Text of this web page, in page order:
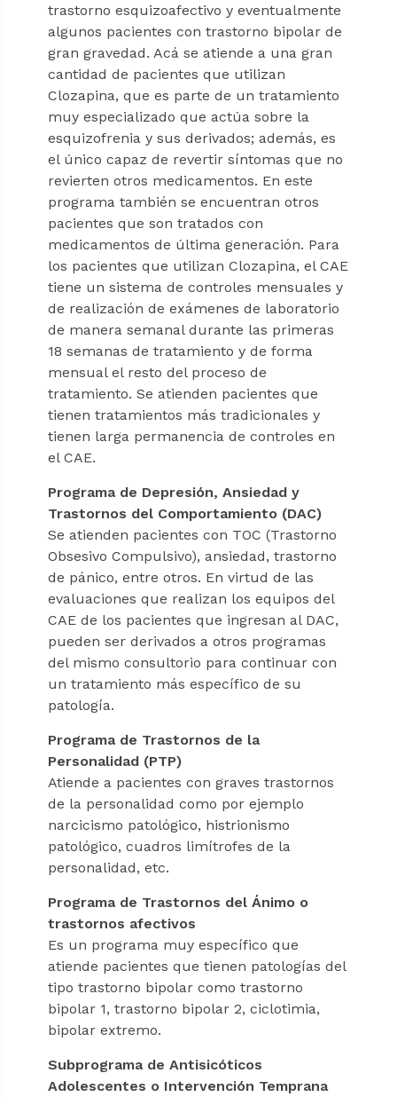
trastorno esquizoafectivo y eventualmente
algunos pacientes con trastorno bipolar de
gran gravedad. Acá se atiende a una gran
cantidad de pacientes que utilizan
Clozapina, que es parte de un tratamiento
muy especializado que actúa sobre la
esquizofrenia y sus derivados; además, es
el único capaz de revertir síntomas que no
revierten otros medicamentos. En este
programa también se encuentran otros
pacientes que son tratados con
medicamentos de última generación. Para
los pacientes que utilizan Clozapina, el CAE
tiene un sistema de controles mensuales y
de realización de exámenes de laboratorio
de manera semanal durante las primeras
18 semanas de tratamiento y de forma
mensual el resto del proceso de
tratamiento. Se atienden pacientes que
tienen tratamientos más tradicionales y
tienen larga permanencia de controles en
el CAE.
Programa de Depresión, Ansiedad y
Trastornos del Comportamiento (DAC)
Se atienden pacientes con TOC (Trastorno
Obsesivo Compulsivo), ansiedad, trastorno
de pánico, entre otros. En virtud de las
evaluaciones que realizan los equipos del
CAE de los pacientes que ingresan al DAC,
pueden ser derivados a otros programas
del mismo consultorio para continuar con
un tratamiento más específico de su
patología.
Programa de Trastornos de la
Personalidad (PTP)
Atiende a pacientes con graves trastornos
de la personalidad como por ejemplo
narcicismo patológico, histrionismo
patológico, cuadros limítrofes de la
personalidad, etc.
Programa de Trastornos del Ánimo o
trastornos afectivos
Es un programa muy específico que
atiende pacientes que tienen patologías del
tipo trastorno bipolar como trastorno
bipolar 1, trastorno bipolar 2, ciclotimia,
bipolar extremo.
Subprograma de Antisicóticos
Adolescentes o Intervención Temprana